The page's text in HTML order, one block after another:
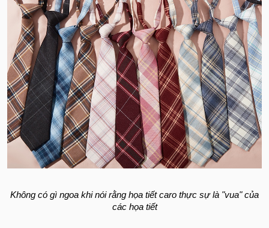
Không có gì ngoa khi nói rằng họa tiết caro thực sự là "vua" của
các họa tiết